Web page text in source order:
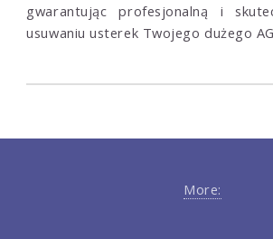
gwarantując profesjonalną i
usuwaniu usterek Twojego dużego
More: